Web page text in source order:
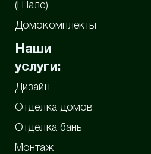
(Шале)
Домокомплекты
Наши
услуги:
Дизайн
Отделка домов
Отделка бань
Монтаж